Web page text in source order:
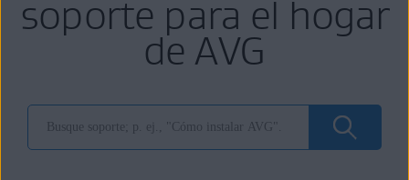
soporte para el hogar
de AVG